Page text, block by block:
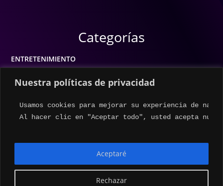
Nuestra políticas de privacidad
Usamos cookies para mejorar su experiencia de
Al hacer clic en "Aceptar todo", usted acepta
Rechazar
Aceptaré
Categorías
ENTRETENIMIENTO
ESTILO DE VIDA